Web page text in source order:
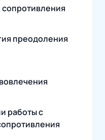
сопротивления
преодоления
работы с